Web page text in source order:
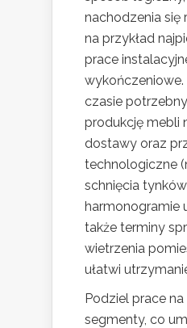
nachodzenia się
na przykład
prace
wykończeniowe.
czasie
produkcję mebli
dostawy oraz
technologiczne
schnięcia
harmonogramie
także terminy
wietrzenia
ułatwi
Podziel prace
segmenty, co